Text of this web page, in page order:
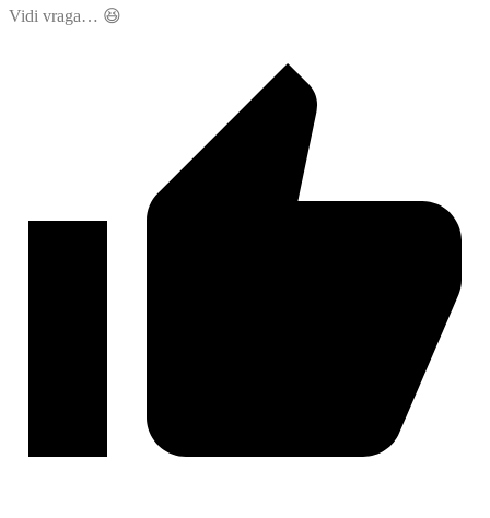
Vidi vraga… 😆